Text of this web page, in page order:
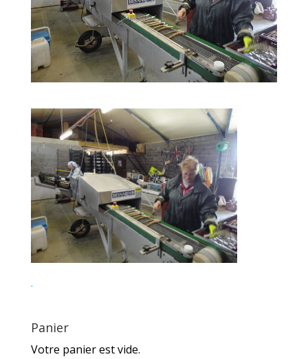
.
Panier
Votre panier est vide.